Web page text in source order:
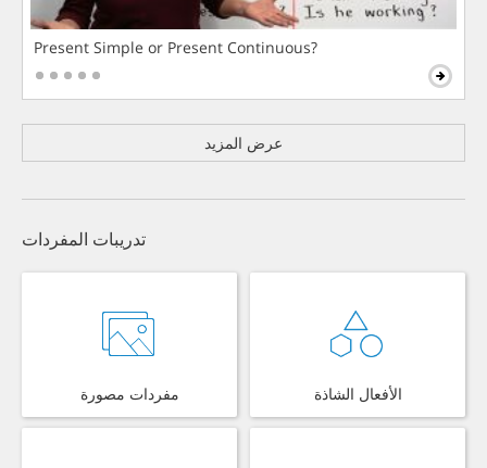
Present Simple or Present Continuous?
عرض المزيد
تدريبات المفردات
مفردات مصورة الأفعال الشاذة